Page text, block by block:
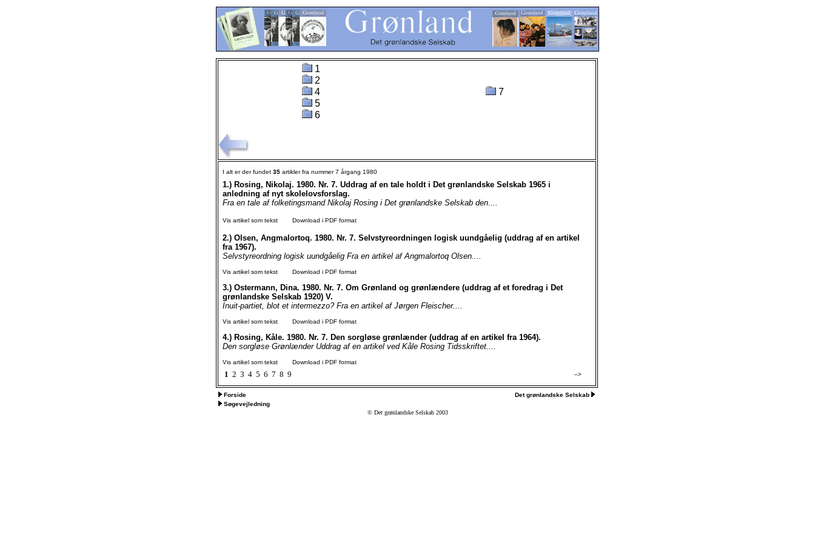
1
2
4
5
6
7
I alt er der fundet 35 artikler fra nummer 7 årgang 1980
1.) Rosing, Nikolaj. 1980. Nr. 7. Uddrag af en tale holdt i Det grønlandske Selskab 1965 i
anledning af nyt skolelovsforslag.
Fra en tale af folketingsmand Nikolaj Rosing i Det grønlandske Selskab den....
Vis artikel som tekst Download i PDF format
2.) Olsen, Angmalortoq. 1980. Nr. 7. Selvstyreordningen logisk uundgåelig (uddrag af en artikel
fra 1967).
Selvstyreordning logisk uundgåelig Fra en artikel af Angmalortoq Olsen....
Vis artikel som tekst Download i PDF format
3.) Ostermann, Dina. 1980. Nr. 7. Om Grønland og grønlændere (uddrag af et foredrag i Det
grønlandske Selskab 1920) V.
Inuit-partiet, blot et intermezzo? Fra en artikel af Jørgen Fleischer....
Vis artikel som tekst Download i PDF format
4.) Rosing, Kåle. 1980. Nr. 7. Den sorgløse grønlænder (uddrag af en artikel fra 1964).
Den sorgløse Grønlænder Uddrag af en artikel ved Kåle Rosing Tidsskriftet....
Vis artikel som tekst Download i PDF format
1 2 3 4 5 6 7 8 9 -->
Forside
Det grønlandske Selskab
Søgevejledning
© Det grønlandske Selskab 2003